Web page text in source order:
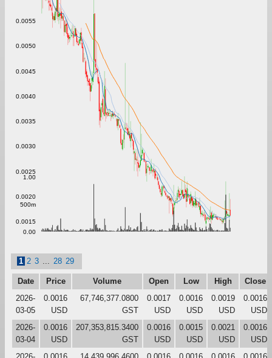
0.0015
0.0020
0.0025
0.0030
0.0035
0.0040
0.0045
0.0050
0.0055
0.00
500m
1.00
1 2 3 28 29
Date Price Volume Open Low High
Close
2026-
03-05
0.0016
USD
67,746,377.0800
GST
0.0017
USD
0.0016
USD
0.0019
USD
0.0016
USD
2026-
03-04
0.0016
USD
207,353,815.3400
GST
0.0016
USD
0.0015
USD
0.0021
USD
0.0016
USD